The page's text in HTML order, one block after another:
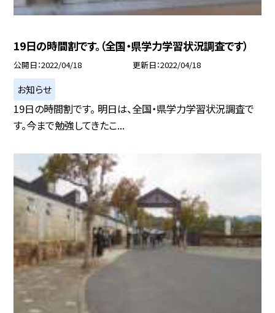
19日の時間割です。（全国・県学力学習状況調査です）
公開日 2022/04/18 更新日 2022/04/18
お知らせ
19日の時間割です。 明日は、全国・県学力学習状況調査で
す。今まで勉強してきたこ...